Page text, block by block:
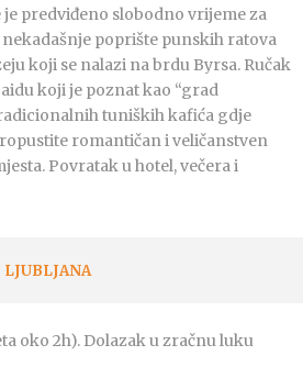
predviđeno slobodno vrijeme za
poprište punskih ratova
koji se nalazi na brdu Byrsa. Ručak
koji je poznat kao “grad
tuniških kafića gdje
romantičan i veličanstven
Povratak u hotel, večera i
oko 2h). Dolazak u zračnu luku